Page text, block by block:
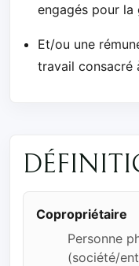
engagés pour
Et/ou une
travail consacré
Copropriétaire
Personne
(société/